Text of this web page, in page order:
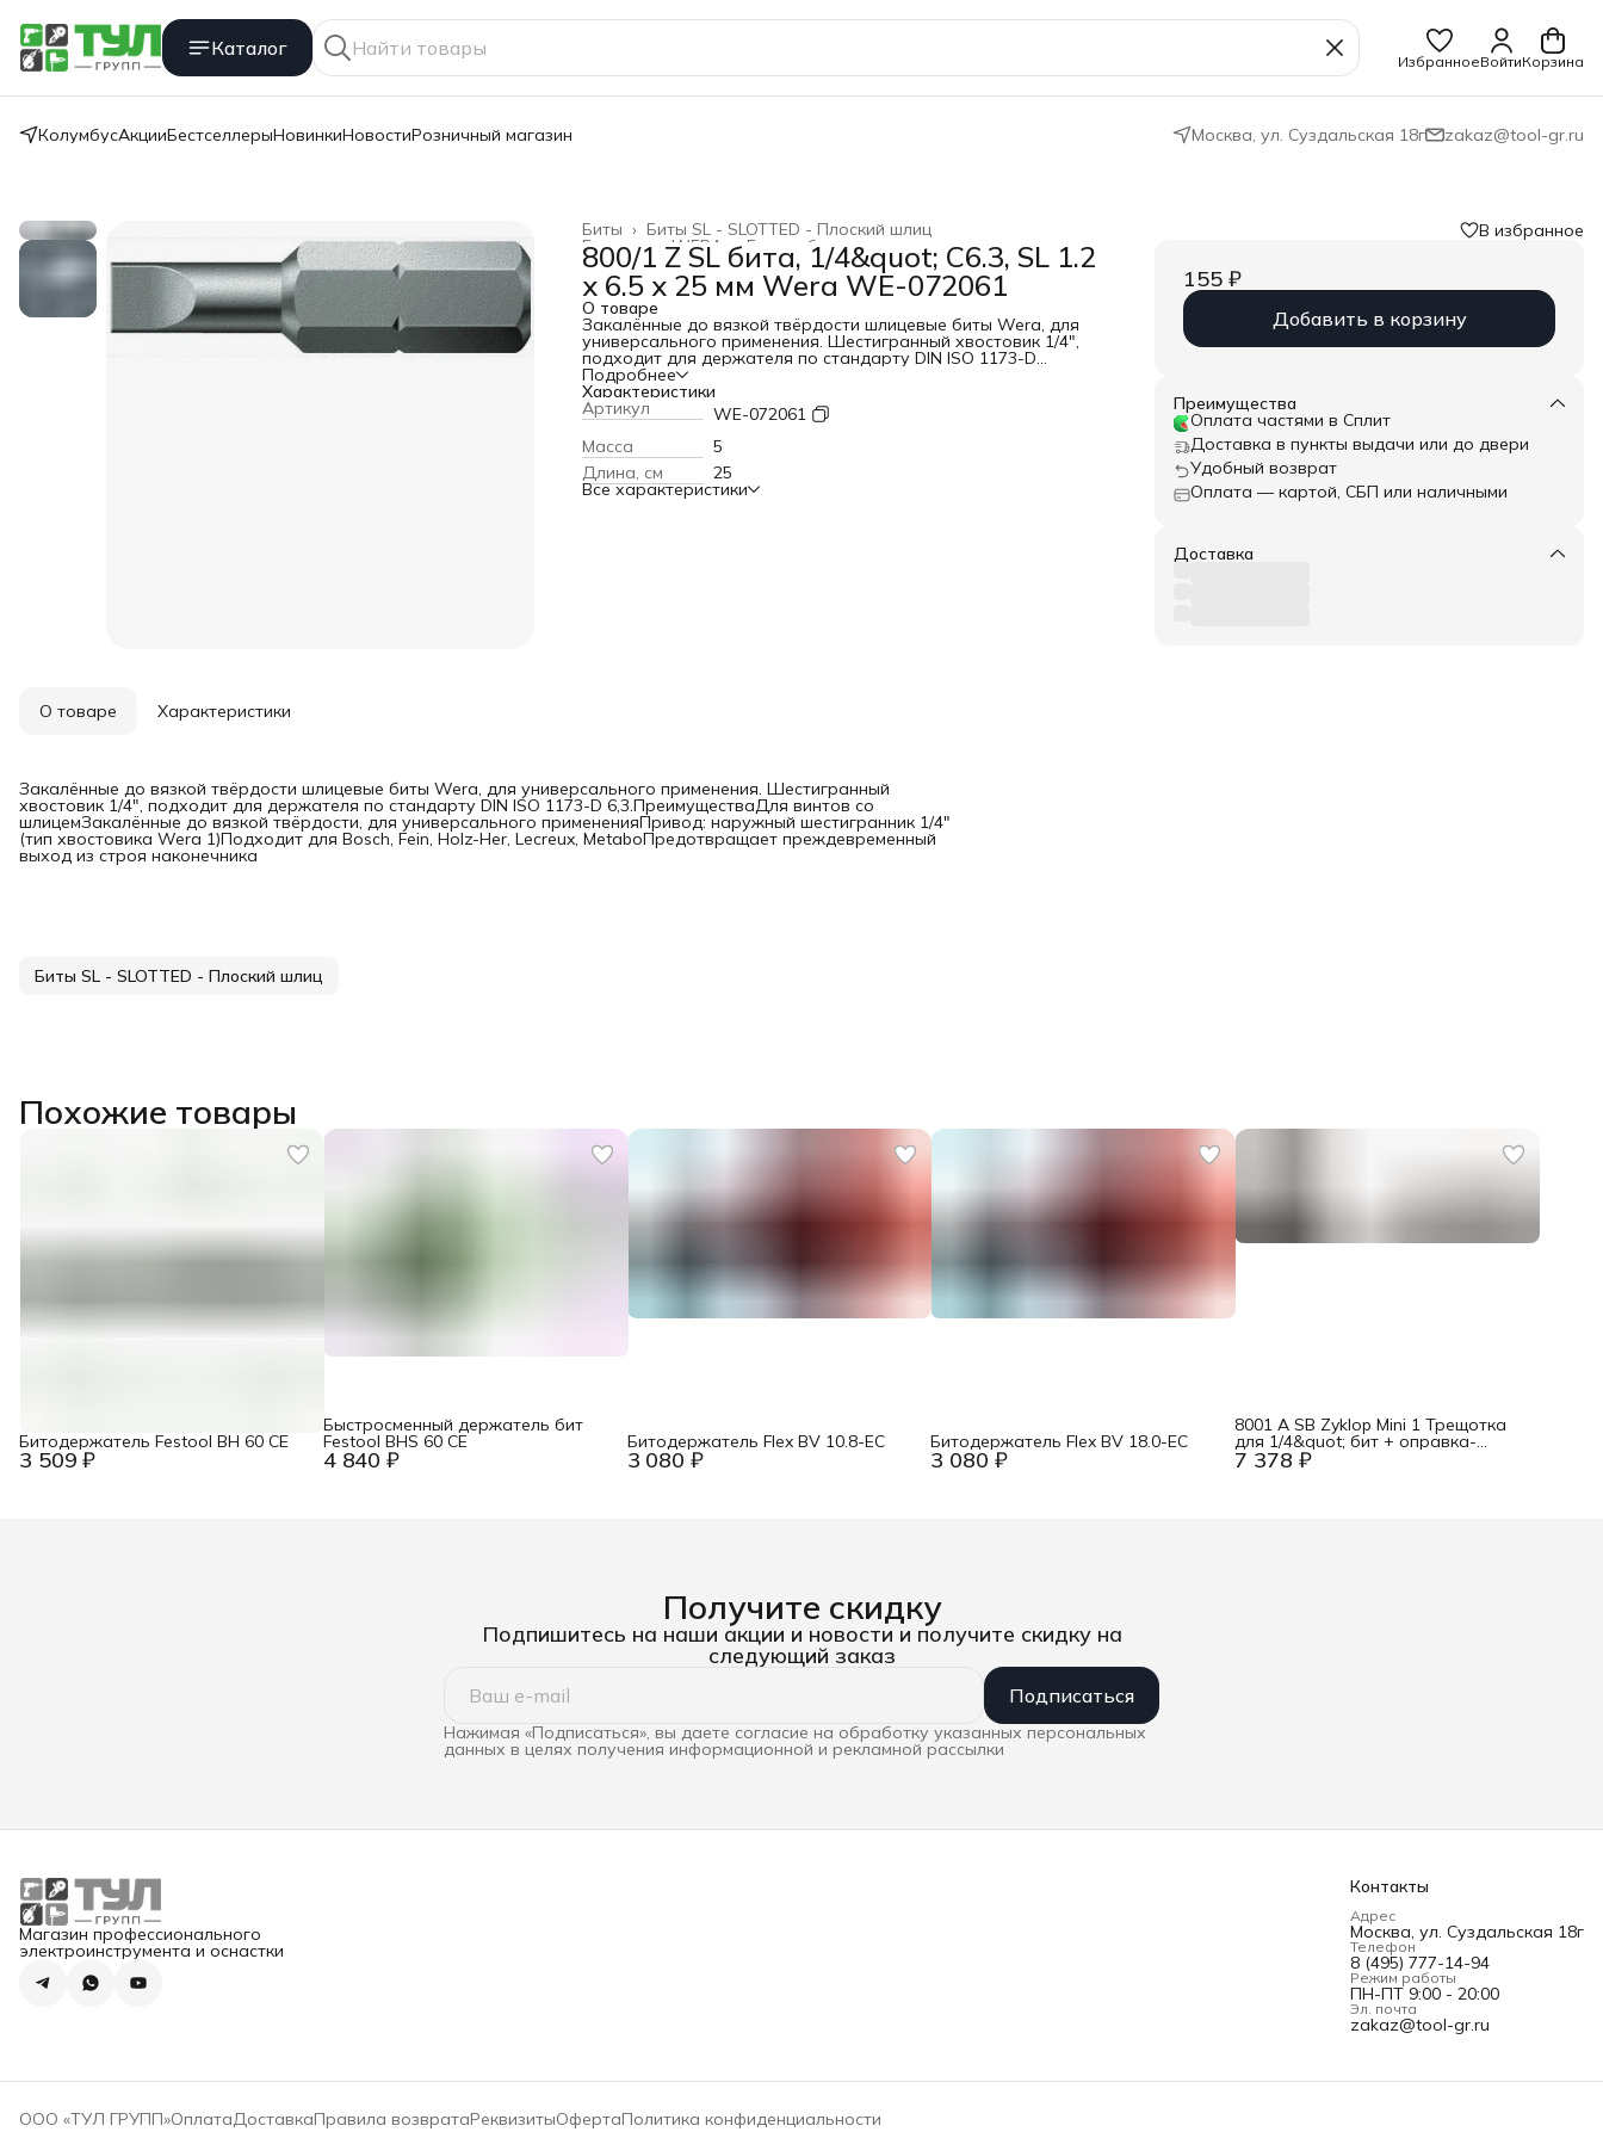
Каталог
ИзбранноеВойтиКорзина
КолумбусАкцииБестселлерыНовинкиНовостиРозничный магазин Москва, ул. Суздальская 18г zakaz@tool-gr.ru
Биты SL - SLOTTED - Плоский шлиц
Биты ›
Биты и битодержатели ›
WERA ›
Главная
800/1 Z SL бита, 1/4&quot; C6.3, SL 1.2
x 6.5 x 25 мм Wera WE-072061
О товаре
Закалённые до вязкой твёрдости шлицевые биты Wera, для
универсального применения. Шестигранный хвостовик 1/4",
подходит для держателя по стандарту DIN ISO 1173-D
6,3.ПреимуществаДля винтов со шлицемЗакалённые до вязкой
твёрдости, для универсального примененияПривод: наружный
шестигранник 1/4" (тип хвостовика Wera 1)Подходит для
Bosch, Fein, Holz-Her, Lecreux, MetaboПредотвращает
преждевременный выход из строя наконечника
Подробнее
Характеристики
Артикул
WE-072061
Масса
5
Длина, см
25
Все характеристики
В избранное
155 ₽
Добавить в корзину
Преимущества
Оплата частями в Сплит
Доставка в пункты выдачи или до двери
Удобный возврат
Оплата — картой, СБП или наличными
Доставка
О товаре Характеристики
Закалённые до вязкой твёрдости шлицевые биты Wera, для универсального применения. Шестигранный
хвостовик 1/4", подходит для держателя по стандарту DIN ISO 1173-D 6,3.ПреимуществаДля винтов со
шлицемЗакалённые до вязкой твёрдости, для универсального примененияПривод: наружный шестигранник 1/4"
(тип хвостовика Wera 1)Подходит для Bosch, Fein, Holz-Her, Lecreux, MetaboПредотвращает преждевременный
выход из строя наконечника
Биты SL - SLOTTED - Плоский шлиц
Похожие товары
3 509 ₽
Битодержатель Festool BH 60 CE
4 840 ₽
Быстросменный держатель бит
Festool BHS 60 CE
3 080 ₽
Битодержатель Flex BV 10.8-EC
3 080 ₽
Битодержатель Flex BV 18.0-EC
7 378 ₽
8001 A SB Zyklop Mini 1 Трещотка
для 1/4&quot; бит + оправка-
хвостовик для 1/4&quot; головок, 2
пр. Wera WE-073230
Получите скидку
Подпишитесь на наши акции и новости и получите скидку на
следующий заказ
Подписаться
Нажимая «Подписаться», вы даете согласие на обработку указанных персональных
данных в целях получения информационной и рекламной рассылки
Магазин профессионального
электроинструмента и оснастки
Контакты
Адрес
Москва, ул. Суздальская 18г
Телефон
8 (495) 777-14-94
Режим работы
ПН-ПТ 9:00 - 20:00
Эл. почта
zakaz@tool-gr.ru
ООО «ТУЛ ГРУПП»ОплатаДоставкаПравила возвратаРеквизитыОфертаПолитика конфиденциальности